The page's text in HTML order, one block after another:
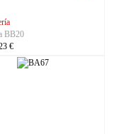
Batería para C21P2401